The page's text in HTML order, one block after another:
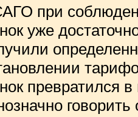
при
уже
превратился